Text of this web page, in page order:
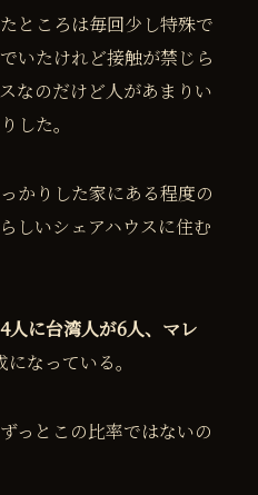
ところは毎回少し特殊で
いたけれど接触が禁じら
なのだけど人があまりい
した。
かりした家にある程度の
しいシェアハウスに住む
人に台湾人が6人、マレ
なっている。
っとこの比率ではないの